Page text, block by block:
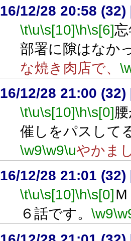
16/12/28 20:58 (32)
\t\u\s[10]\h\s[6]
部署に隙はなか
な焼き肉店で、
16/12/28 21:00 (32)
\t\u\s[10]\h\s[0]
催しをパスして
\w9\w9\uやかま
16/12/28 21:01 (32)
\t\u\s[10]\h\s[0]
６話です。 \w9